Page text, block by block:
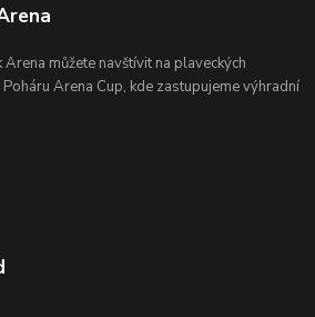
můžete navštívit na plaveckých
Arena Cup, kde zastupujeme výhradní